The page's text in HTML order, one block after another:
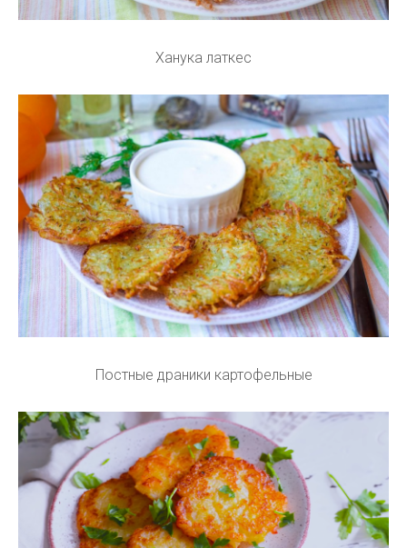
Ханука латкес
Постные драники картофельные